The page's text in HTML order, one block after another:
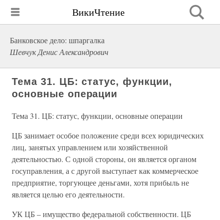
ВикиЧтение
Банковское дело: шпаргалка
Шевчук Денис Александрович
Тема 31. ЦБ: статус, функции,
основные операции
Тема 31. ЦБ: статус, функции, основные операции
ЦБ занимает особое положение среди всех юридических
лиц, занятых управлением или хозяйственной
деятельностью. С одной стороны, он является органом
госуправления, а с другой выступает как коммерческое
предприятие, торгующее деньгами, хотя прибыль не
является целью его деятельности.
УК ЦБ – имущество федеральной собственности. ЦБ